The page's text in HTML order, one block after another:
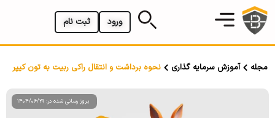
ثبت نام ورود
مجله آموزش سرمایه گذاری نحوه برداشت و انتقال راکی ربیت به تون کیپر
بروز رسانی شده در: 1404/06/29